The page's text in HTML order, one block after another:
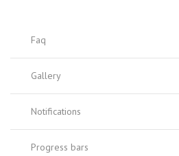
Faq
Gallery
Notifications
Progress bars